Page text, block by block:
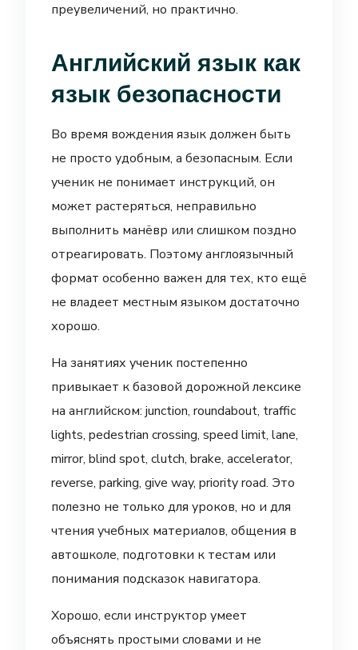
преувеличений, но практично.
Английский язык как
язык безопасности
Во время вождения язык должен быть
не просто удобным, а безопасным. Если
ученик не понимает инструкций, он
может растеряться, неправильно
выполнить манёвр или слишком поздно
отреагировать. Поэтому англоязычный
формат особенно важен для тех, кто ещё
не владеет местным языком достаточно
хорошо.
На занятиях ученик постепенно
привыкает к базовой дорожной лексике
на английском: junction, roundabout, traffic
lights, pedestrian crossing, speed limit, lane,
mirror, blind spot, clutch, brake, accelerator,
reverse, parking, give way, priority road. Это
полезно не только для уроков, но и для
чтения учебных материалов, общения в
автошколе, подготовки к тестам или
понимания подсказок навигатора.
Хорошо, если инструктор умеет
объяснять простыми словами и не